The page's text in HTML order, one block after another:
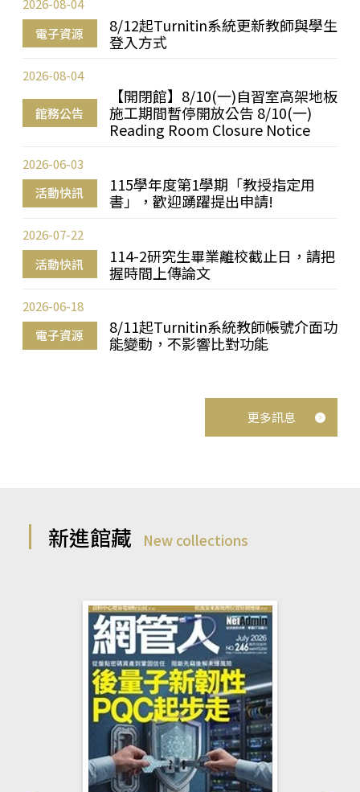
電子資源
8/12起Turnitin系統更新教師與學生
登入方式
2026-08-04
館務公告
【開閉館】8/10(一)自習室高架地板
施工期間暫停開放公告 8/10(一)
Reading Room Closure Notice
2026-08-04
活動快訊
115學年度第1學期「教授指定用
書」，歡迎踴躍提出申請!
2026-06-03
活動快訊
114-2研究生畢業離校截止日，請把
握時間上傳論文
2026-07-22
電子資源
8/11起Turnitin系統教師帳號介面功
能變動，不影響比對功能
2026-06-18
更多訊息
新進館藏 New collections